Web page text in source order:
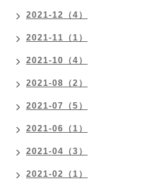
2021-12（4）
2021-11（1）
2021-10（4）
2021-08（2）
2021-07（5）
2021-06（1）
2021-04（3）
2021-02（1）